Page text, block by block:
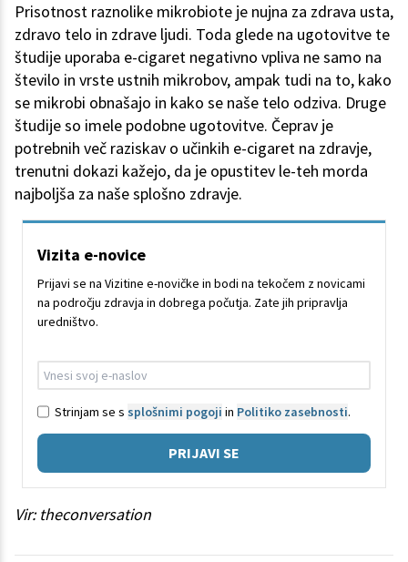
Prisotnost raznolike mikrobiote je nujna za zdrava usta,
zdravo telo in zdrave ljudi. Toda glede na ugotovitve te
študije uporaba e-cigaret negativno vpliva ne samo na
število in vrste ustnih mikrobov, ampak tudi na to, kako
se mikrobi obnašajo in kako se naše telo odziva. Druge
študije so imele podobne ugotovitve. Čeprav je
potrebnih več raziskav o učinkih e-cigaret na zdravje,
trenutni dokazi kažejo, da je opustitev le-teh morda
najboljša za naše splošno zdravje.
Vizita e-novice
Prijavi se na Vizitine e-novičke in bodi na tekočem z novicami
na področju zdravja in dobrega počutja. Zate jih pripravlja
uredništvo.
Strinjam se s splošnimi pogoji in Politiko zasebnosti.
PRIJAVI SE
Vir: theconversation